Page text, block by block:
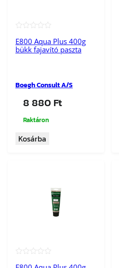
E800 Aqua Plus 400g
bükk fajavító paszta
Boegh Consult A/S
8 880 Ft
Raktáron
Kosárba